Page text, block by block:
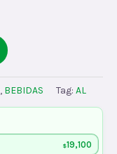
, BEBIDAS Tag: AL
$19,100